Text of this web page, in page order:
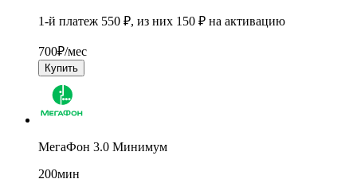
1-й платеж 550 ₽, из них 150 ₽ на активацию
700₽/мес
Купить
МегаФон 3.0 Минимум
200мин